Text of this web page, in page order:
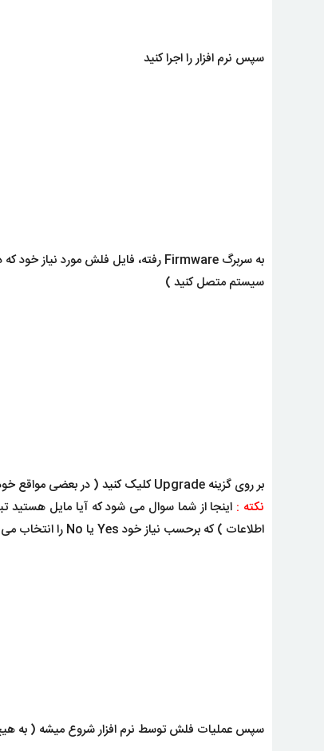
سپس نرم افزار را اجرا کنید
به سربرگ Firmware رفته، فایل فلش مورد نیاز خود که دارای پسوند
سیستم متصل کنید )
بر روی گزینه Upgrade کلیک کنید ( در بعضی مواقع خود نرم افزار به صورت خودکار شروع به فلش کردن می کنه )
نکته : اینجا از شما سوال می شود که آیا مایل
اطلاعات ) که برحسب نیاز خود Yes یا No را انتخاب می کنید
سپس عملیات فلش توسط نرم افزار شروع میشه ( به